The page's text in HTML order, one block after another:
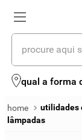
procure aqui
qual a forma
utilidades
lâmpadas
termos mais
2º leite